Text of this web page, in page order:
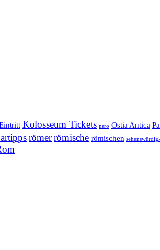
Kolosseum Tickets nero Ostia Antica
römerrömische römischen